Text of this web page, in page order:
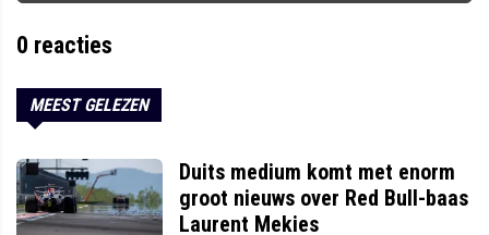
0 reacties
MEEST GELEZEN
Duits medium komt met enorm
groot nieuws over Red Bull-baas
Laurent Mekies